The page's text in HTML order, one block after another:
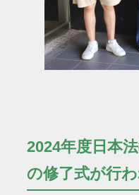
2024年度日本
の修了式が行